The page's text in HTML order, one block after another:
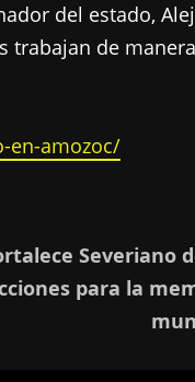
del estado,
trabajan de
en-amozoc/
Severiano
para la